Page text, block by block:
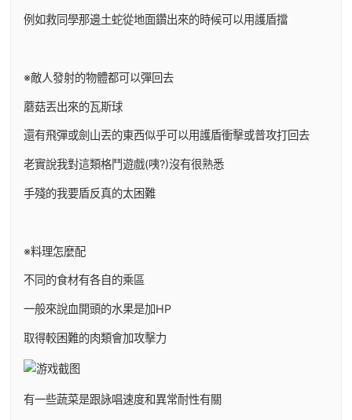
例如救同學那邊土蛇從地面鑽出來的時候可以用護盾擋
※敵人發射的物體都可以彈回去
蘑菇丟出來的瓦斯球
還有飛彈或劍山丟的東西似乎可以用護盾衝擊或普攻打回去
老實說我對這類格鬥遊戲(咦?)沒有很熟悉
手殘的我要盾反真的太困難
※料理怎麼配
不同的食材有各自的乘區
一般來說血開頭的水果是加HP
取得較困難的肉類會加攻擊力
有一些蔬菜是跟詠唱速度和異常耐性有關